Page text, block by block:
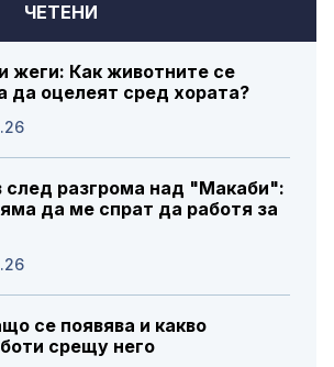
ЧЕТЕНИ
жеги: Как животните се
да оцелеят сред хората?
след разгрома над "Макаби":
да ме спрат да работя за
се появява и какво
срещу него